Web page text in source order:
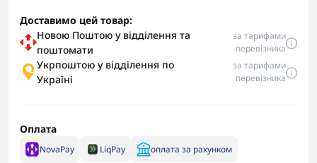
Доставимо цей товар:
Новою Поштою у відділення та
поштомати
за тарифами
перевізника
Укрпоштою у відділення по
Україні
за тарифами
перевізника
Оплата
NovaPay LiqPay оплата за рахунком